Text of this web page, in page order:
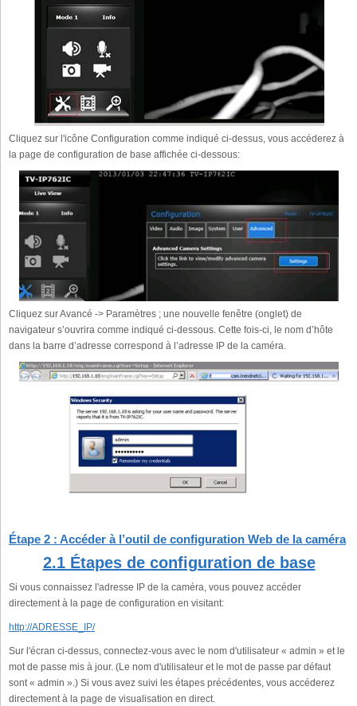
Cliquez sur l'icône Configuration comme indiqué ci-dessus, vous accéderez à
la page de configuration de base affichée ci-dessous:
Cliquez sur Avancé -> Paramètres ; une nouvelle fenêtre (onglet) de
navigateur s’ouvrira comme indiqué ci-dessous. Cette fois-ci, le nom d’hôte
dans la barre d’adresse correspond à l’adresse IP de la caméra.
Étape 2 : Accéder à l’outil de configuration Web de la caméra
2.1 Étapes de configuration de base
Si vous connaissez l'adresse IP de la caméra, vous pouvez accéder
directement à la page de configuration en visitant:
http://ADRESSE_IP/
Sur l'écran ci-dessus, connectez-vous avec le nom d'utilisateur « admin » et le
mot de passe mis à jour. (Le nom d'utilisateur et le mot de passe par défaut
sont « admin ».) Si vous avez suivi les étapes précédentes, vous accéderez
directement à la page de visualisation en direct.